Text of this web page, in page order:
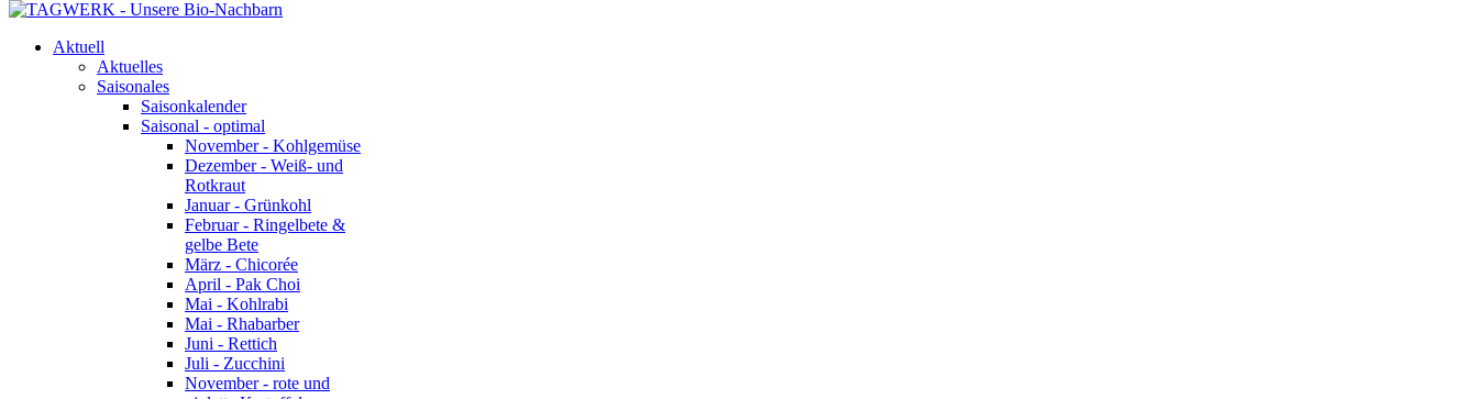
Aktuell
Aktuelles
Saisonales
Saisonkalender
Saisonal - optimal
November - Kohlgemüse
Dezember - Weiß- und
Rotkraut
Januar - Grünkohl
Februar - Ringelbete &
gelbe Bete
März - Chicorée
April - Pak Choi
Mai - Kohlrabi
Mai - Rhabarber
Juni - Rettich
Juli - Zucchini
November - rote und